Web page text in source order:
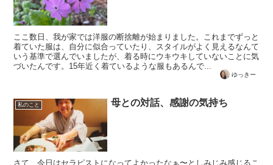
ここ数日、我が家では洋服の断捨離が始まりました。これまでずっと
着ていた服は、自分に似合っていたり、スタイルがよく見えるなんて
いう基準で選んでいましたが、着る時にウキウキしていないことに気
づいたんです。15年近く着ているような服もあるんで...
ゆっきー
私のこと 母との対話、感謝の気持ち
さて、今日はセラピストになってよかったなぁ〜としみじみ感じるこ